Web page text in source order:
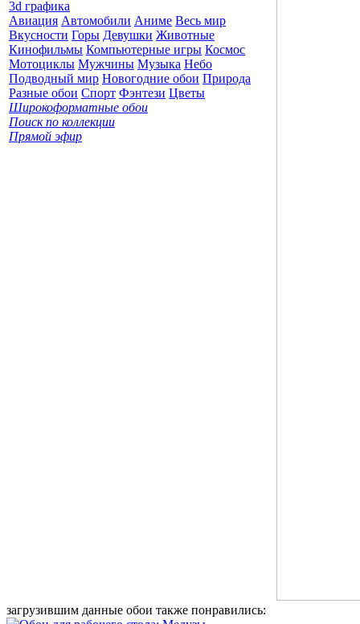
3d графика
Авиация Автомобили Аниме Весь мир
Вкусности Горы Девушки Животные
Кинофильмы Компьютерные игры Космос
Мотоциклы Мужчины Музыка Небо
Подводный мир Новогодние обои Природа
Разные обои Спорт Фэнтези Цветы
Широкоформатные обои
Поиск по коллекции
Прямой эфир
загрузившим данные обои также понравились: